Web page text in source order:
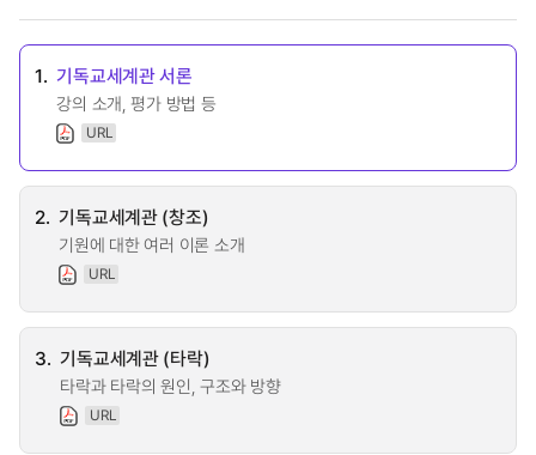
1. 기독교세계관 서론
강의 소개, 평가 방법 등
URL
2. 기독교세계관 (창조)
기원에 대한 여러 이론 소개
URL
3. 기독교세계관 (타락)
타락과 타락의 원인, 구조와 방향
URL